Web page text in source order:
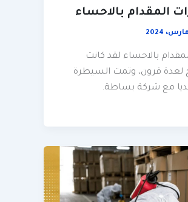
المقدام بالاحساء
بالاحساء لقد كانت
لعدة قرون، وتمت السيطرة
مع شركة بساطة.